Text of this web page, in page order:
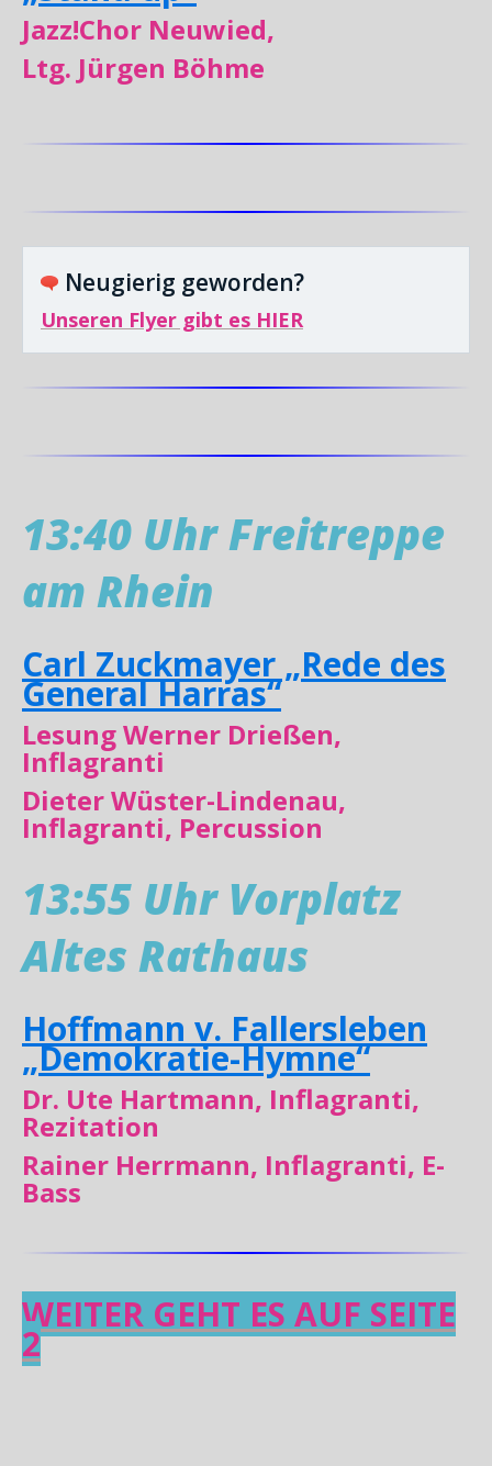
Jazz!Chor Neuwied,
Ltg. Jürgen Böhme
Neugierig geworden?
Unseren Flyer gibt es HIER
13:40 Uhr Freitreppe
am Rhein
Carl Zuckmayer „Rede des
General Harras“
Lesung Werner Drießen,
Inflagranti
Dieter Wüster-Lindenau,
Inflagranti, Percussion
13:55 Uhr Vorplatz
Altes Rathaus
Hoffmann v. Fallersleben
„Demokratie-Hymne“
Dr. Ute Hartmann, Inflagranti,
Rezitation
Rainer Herrmann, Inflagranti, E-
Bass
WEITER GEHT ES AUF SEITE
2